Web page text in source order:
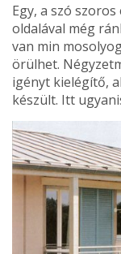
Egy, a szó
oldalával még
van min
örülhet.
igényt kielégítő,
készült. Itt